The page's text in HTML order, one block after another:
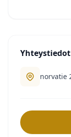
Yhteystiedot
norvatie